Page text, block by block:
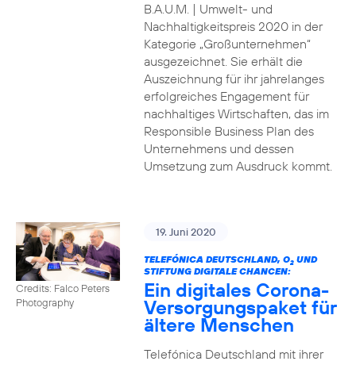
B.A.U.M. | Umwelt- und
Nachhaltigkeitspreis 2020 in der
Kategorie „Großunternehmen“
ausgezeichnet. Sie erhält die
Auszeichnung für ihr jahrelanges
erfolgreiches Engagement für
nachhaltiges Wirtschaften, das im
Responsible Business Plan des
Unternehmens und dessen
Umsetzung zum Ausdruck kommt.
Credits: Falco Peters
Photography
19. Juni 2020
TELEFÓNICA DEUTSCHLAND, O2UND
STIFTUNG DIGITALE CHANCEN:
Ein digitales Corona-
Versorgungspaket für
ältere Menschen
Telefónica Deutschland mit ihrer